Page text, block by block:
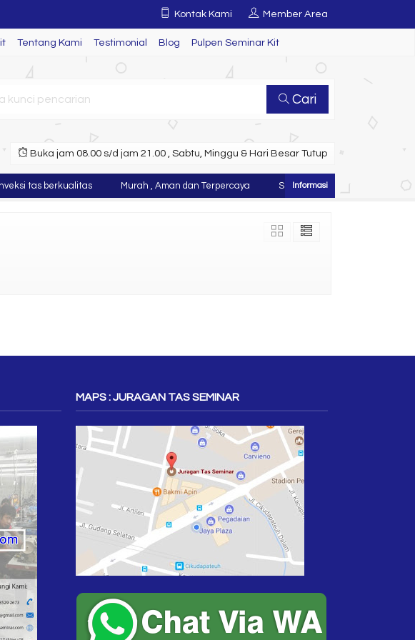
Kontak Kami Member Area
Tentang Kami Testimonial Blog Pulpen Seminar Kit
Cari
Buka jam 08.00 s/d jam 21.00 , Sabtu, Minggu & Hari Besar Tutup
tas berkualitas Murah , Aman dan Terpercaya Selamat Datang di Website
MAPS : JURAGAN TAS SEMINAR